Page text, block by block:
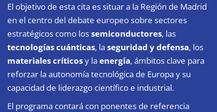
El objetivo de esta cita es situar a la Región de Madrid
en el centro del debate europeo sobre sectores
estratégicos como lossemiconductores, las
tecnologías cuánticas, la seguridad y defensa, los
materiales críticosy la energía, ámbitos clave para
reforzar la autonomía tecnológica de Europa y su
capacidad de liderazgo científico e industrial.
El programa contará con ponentes de referencia